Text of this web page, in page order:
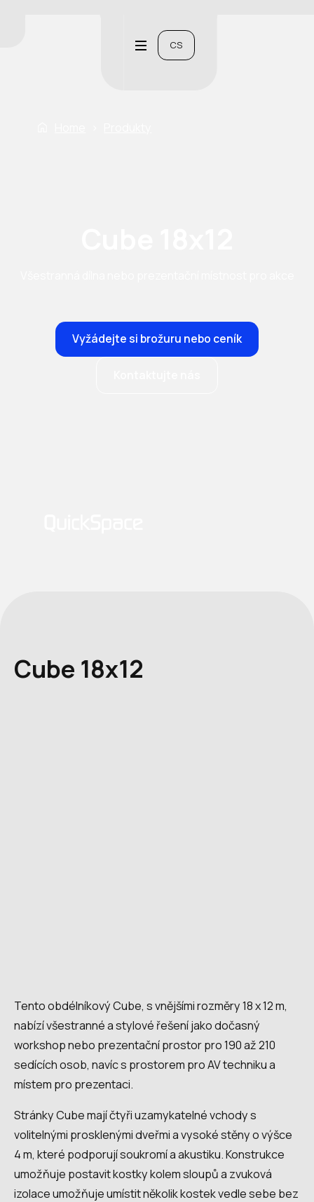
CS
Vyžádejte si brožuru nebo ceník
Cube 18x12
Tento obdélníkový Cube, s vnějšími rozměry 18 x 12 m,
nabízí všestranné a stylové řešení jako dočasný
workshop nebo prezentační prostor pro 190 až 210
sedících osob, navíc s prostorem pro AV techniku a
místem pro prezentaci.
Stránky Cube mají čtyři uzamykatelné vchody s
volitelnými prosklenými dveřmi a vysoké stěny o výšce
4 m, které podporují soukromí a akustiku. Konstrukce
umožňuje postavit kostky kolem sloupů a zvuková
izolace umožňuje umístit několik kostek vedle sebe bez